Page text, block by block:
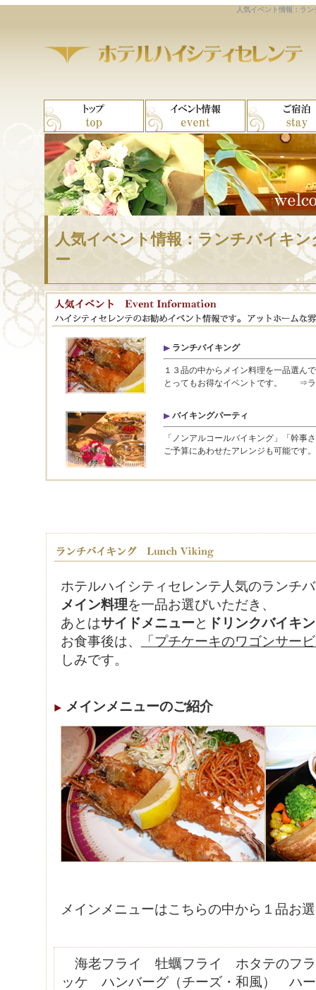
人気イベント情報：ラ
人気イベント情報：ランチバイキ
ー
ランチバイキング
１３品の中からメイン料理を一品選ん
とってもお得なイベントです。 ⇒ラ
バイキングパーティ
「ノンアルコールバイキング」「幹事
ご予算にあわせたアレンジも可能で
ホテルハイシティセレンテ人気のランチ
メイン料理を一品お選びいただき、
あとはサイドメニューと
ドリンクバイキ
お食事後は、
「プチケーキのワゴンサー
しみです。
メインメニューのご紹介
メインメニューはこちらの中から１品お
海老フライ 牡蠣フライ ホタテのフ
ッケ ハンバーグ（チーズ・和風） ハ